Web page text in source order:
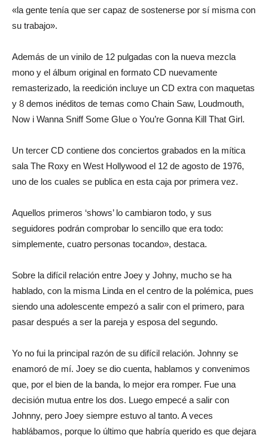
«la gente tenía que ser capaz de sostenerse por sí misma con
su trabajo».
Además de un vinilo de 12 pulgadas con la nueva mezcla
mono y el álbum original en formato CD nuevamente
remasterizado, la reedición incluye un CD extra con maquetas
y 8 demos inéditos de temas como Chain Saw, Loudmouth,
Now i Wanna Sniff Some Glue o You’re Gonna Kill That Girl.
Un tercer CD contiene dos conciertos grabados en la mítica
sala The Roxy en West Hollywood el 12 de agosto de 1976,
uno de los cuales se publica en esta caja por primera vez.
Aquellos primeros ‘shows’ lo cambiaron todo, y sus
seguidores podrán comprobar lo sencillo que era todo:
simplemente, cuatro personas tocando», destaca.
Sobre la difícil relación entre Joey y Johny, mucho se ha
hablado, con la misma Linda en el centro de la polémica, pues
siendo una adolescente empezó a salir con el primero, para
pasar después a ser la pareja y esposa del segundo.
Yo no fui la principal razón de su difícil relación. Johnny se
enamoró de mí. Joey se dio cuenta, hablamos y convenimos
que, por el bien de la banda, lo mejor era romper. Fue una
decisión mutua entre los dos. Luego empecé a salir con
Johnny, pero Joey siempre estuvo al tanto. A veces
hablábamos, porque lo último que habría querido es que dejara